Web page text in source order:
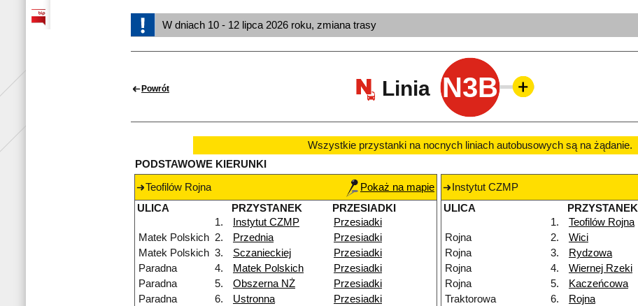
W dniach 10 - 12 lipca 2026 roku, zmiana trasy
Powrót Linia N3B
Wszystkie przystanki na nocnych liniach autobusowych są na żądanie.
PODSTAWOWE KIERUNKI
Teofilów Rojna
Pokaż na mapie
ULICA
PRZYSTANEK
PRZESIADKI
1.
Instytut CZMP
Przesiadki
Matek Polskich 2. Przednia
Przesiadki
Matek Polskich 3. Sczanieckiej
Przesiadki
Paradna
4. Matek Polskich
Przesiadki
Paradna
5. Obszerna NŻ
Przesiadki
Paradna
6. Ustronna
Przesiadki
Instytut CZMP
ULICA
PRZYSTANEK
1.
Teofilów Rojna
Rojna
2. Wici
Rojna
3. Rydzowa
Rojna
4. Wiernej Rzeki
Rojna
5. Kaczeńcowa
Traktorowa
6. Rojna